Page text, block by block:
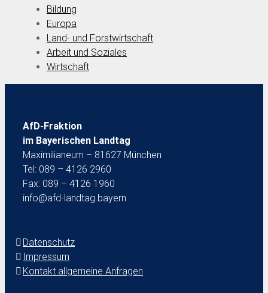
Bildung
Europa
Land- und Forstwirtschaft
Arbeit und Soziales
Wirtschaft
AfD-Fraktion
im Bayerischen Landtag
Maximilianeum – 81627 München
Tel: 089 – 4126 2960
Fax: 089 – 4126 1960
info@afd-landtag.bayern
Datenschutz
Impressum
Kontakt allgemeine Anfragen